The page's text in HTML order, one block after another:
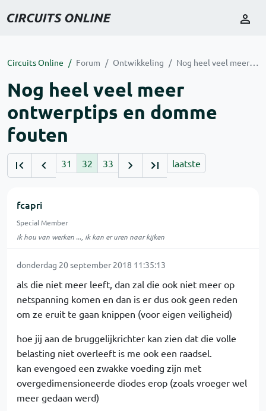
Circuits Online Forum Ontwikkeling Nog heel veel meer ontwerptips en domme fouten
Nog heel veel meer
ontwerptips en domme
fouten
31 32 33 laatste
fcapri
Special Member
ik hou van werken ..., ik kan er uren naar kijken
donderdag 20 september 2018 11:35:13
als die niet meer leeft, dan zal die ook niet meer op
netspanning komen en dan is er dus ook geen reden
om ze eruit te gaan knippen (voor eigen veiligheid)
hoe jij aan de bruggelijkrichter kan zien dat die volle
belasting niet overleeft is me ook een raadsel.
kan evengoed een zwakke voeding zijn met
overgedimensioneerde diodes erop (zoals vroeger wel
meer gedaan werd)